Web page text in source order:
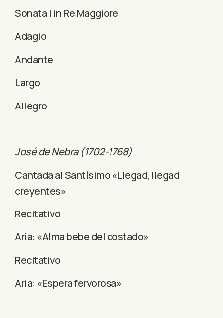
Sonata I in Re Maggiore
Adagio
Andante
Largo
Allegro
José de Nebra (1702-1768)
Cantada al Santísimo «Llegad, llegad
creyentes»
Recitativo
Aria: «Alma bebe del costado»
Recitativo
Aria: «Espera fervorosa»